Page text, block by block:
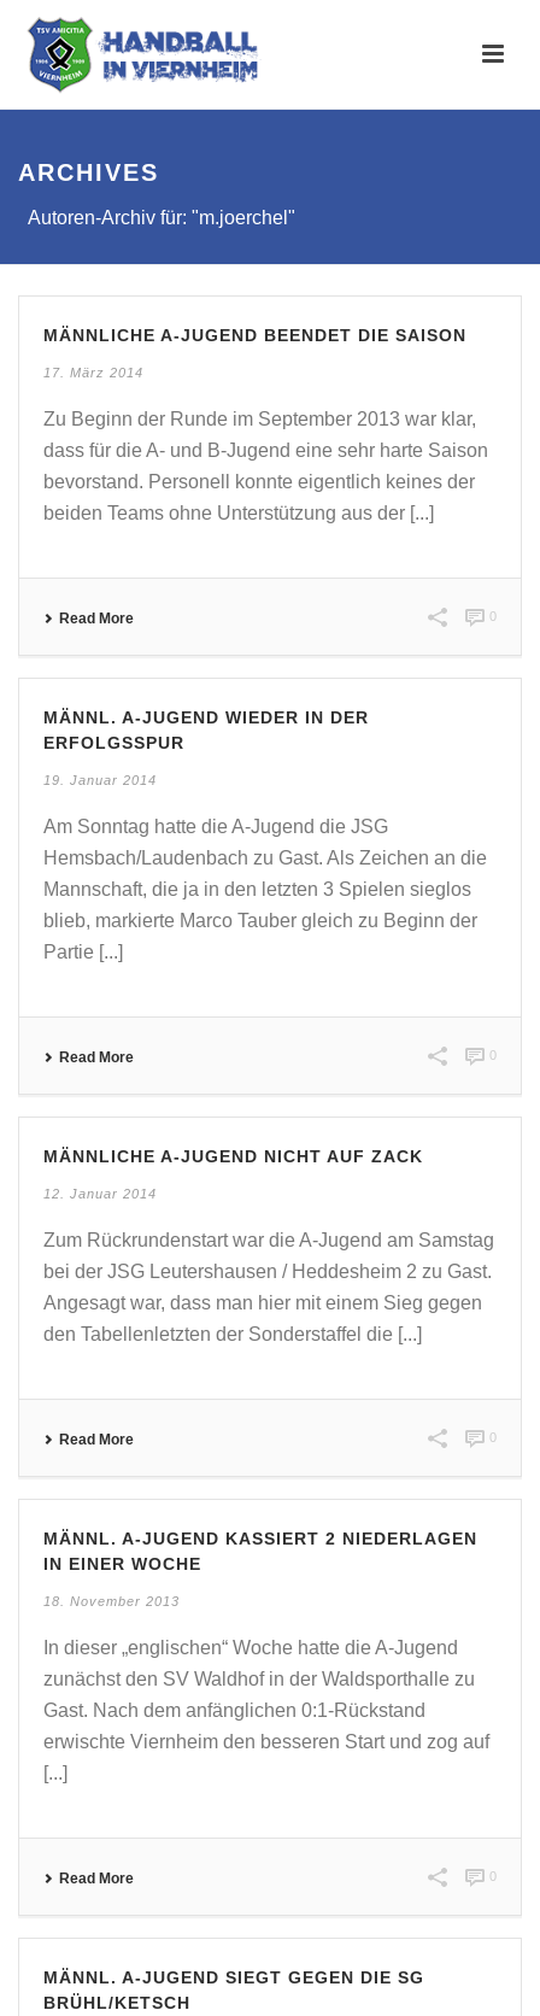
ARCHIVES
Autoren-Archiv für: "m.joerchel"
MÄNNLICHE A-JUGEND BEENDET DIE SAISON
17. März 2014
Zu Beginn der Runde im September 2013 war klar,
dass für die A- und B-Jugend eine sehr harte Saison
bevorstand. Personell konnte eigentlich keines der
beiden Teams ohne Unterstützung aus der [...]
Read More 0
MÄNNL. A-JUGEND WIEDER IN DER
ERFOLGSSPUR
19. Januar 2014
Am Sonntag hatte die A-Jugend die JSG
Hemsbach/Laudenbach zu Gast. Als Zeichen an die
Mannschaft, die ja in den letzten 3 Spielen sieglos
blieb, markierte Marco Tauber gleich zu Beginn der
Partie [...]
Read More 0
MÄNNLICHE A-JUGEND NICHT AUF ZACK
12. Januar 2014
Zum Rückrundenstart war die A-Jugend am Samstag
bei der JSG Leutershausen / Heddesheim 2 zu Gast.
Angesagt war, dass man hier mit einem Sieg gegen
den Tabellenletzten der Sonderstaffel die [...]
Read More 0
MÄNNL. A-JUGEND KASSIERT 2 NIEDERLAGEN
IN EINER WOCHE
18. November 2013
In dieser „englischen“ Woche hatte die A-Jugend
zunächst den SV Waldhof in der Waldsporthalle zu
Gast. Nach dem anfänglichen 0:1-Rückstand
erwischte Viernheim den besseren Start und zog auf
[...]
Read More 0
MÄNNL. A-JUGEND SIEGT GEGEN DIE SG
BRÜHL/KETSCH